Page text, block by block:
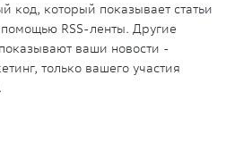
код, который показывает статьи
RSS-ленты. Другие
ваши новости -
только вашего участия